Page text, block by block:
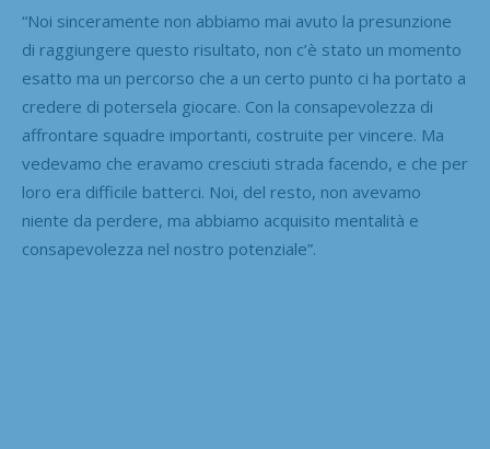
“Noi sinceramente non abbiamo mai avuto la presunzione
di raggiungere questo risultato, non c’è stato un momento
esatto ma un percorso che a un certo punto ci ha portato a
credere di potersela giocare. Con la consapevolezza di
affrontare squadre importanti, costruite per vincere. Ma
vedevamo che eravamo cresciuti strada facendo, e che per
loro era difficile batterci. Noi, del resto, non avevamo
niente da perdere, ma abbiamo acquisito mentalità e
consapevolezza nel nostro potenziale”.